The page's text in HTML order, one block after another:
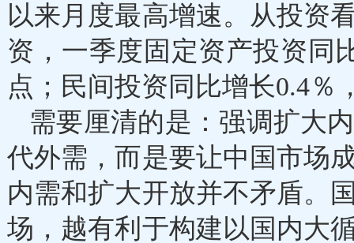
以来月度最高增速。从投资
资，一季度固定资产投资同
点；民间投资同比增长0.4％
需要厘清的是：强调扩大
代外需，而是要让中国市场
内需和扩大开放并不矛盾。
场，越有利于构建以国内大